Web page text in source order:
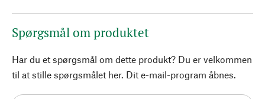
Spørgsmål om produktet
Har du et spørgsmål om dette produkt? Du er velkommen
til at stille spørgsmålet her. Dit e-mail-program åbnes.